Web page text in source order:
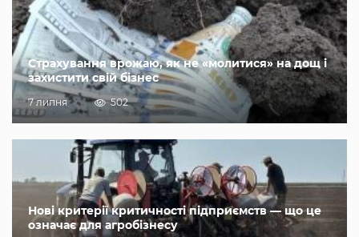
Страхування врожаю, як не «молитися» на дощ і
захистити свій бізнес
7 липня 502
Нові критерії критичності підприємств — що це
означає для агробізнесу